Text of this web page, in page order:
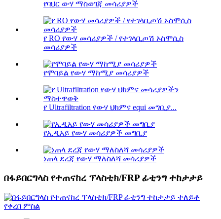
የባህር ውሃ ማስወገጃ መሳሪያዎች
የ RO የውሃ መሳሪያዎች / የተገላቢጦሽ ኦስሞሲስ
መሳሪያዎች
የሞባይል የውሃ ማከሚያ መሳሪያዎች
የ Ultrafiltration የውሃ ህክምና equi መግቢያ...
የኢዲአይ የውሃ መሳሪያዎች መግቢያ
ነጠላ ደረጃ የውሃ ማለስለሻ መሳሪያዎች
በፋይበርግላስ የተጠናከረ ፕላስቲክ/FRP ፊቲንግ ተከታታይ